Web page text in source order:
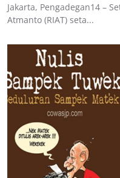
Jakarta, Pengadegan14 –
Atmanto (RIAT) seta...